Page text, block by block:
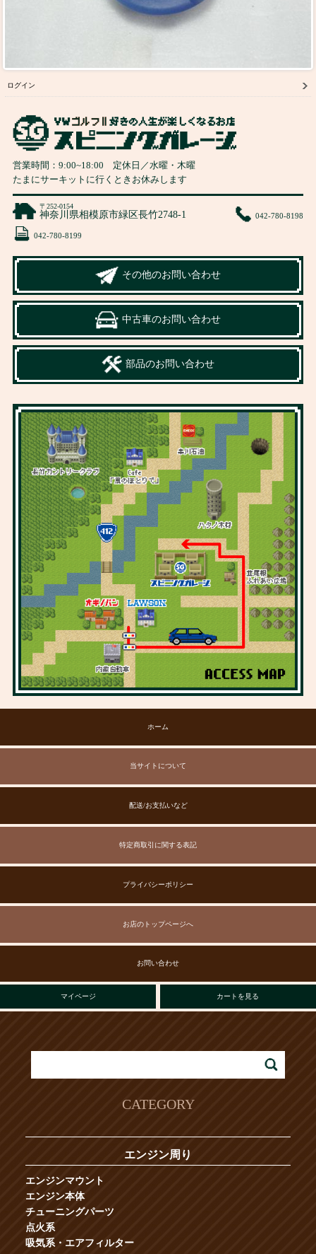
ログイン
営業時間： 9:00~18:00 定休日／水曜・木曜
たまにサーキットに行くときお休みします
〒252-0154
神奈川県相模原市緑区長竹2748-1 042-780-8198
042-780-8199
その他のお問い合わせ
中古車のお問い合わせ
部品のお問い合わせ
ホーム
当サイトについて
配送/お支払いなど
特定商取引に関する表記
プライバシーポリシー
お店のトップページへ
お問い合わせ
マイページ カートを見る
CATEGORY
エンジン周り
エンジンマウント
エンジン本体
チューニングパーツ
点火系
吸気系・エアフィルター